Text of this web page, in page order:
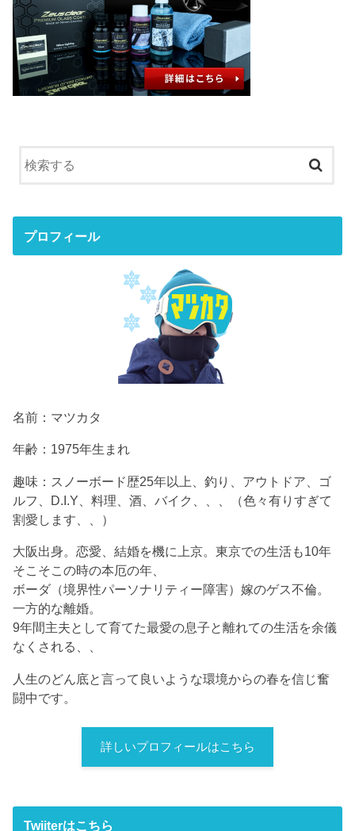
プロフィール
名前：マツカタ
年齢：1975年生まれ
趣味：スノーボード歴25年以上、釣り、アウトドア、ゴ
ルフ、D.I.Y、料理、酒、バイク、、、（色々有りすぎて
割愛します、、）
大阪出身。恋愛、結婚を機に上京。東京での生活も10年
そこそこの時の本厄の年、
ボーダ（境界性パーソナリティー障害）嫁のゲス不倫。
一方的な離婚。
9年間主夫として育てた最愛の息子と離れての生活を余儀
なくされる、、
人生のどん底と言って良いような環境からの春を信じ奮
闘中です。
詳しいプロフィールはこちら
Twiiterはこちら